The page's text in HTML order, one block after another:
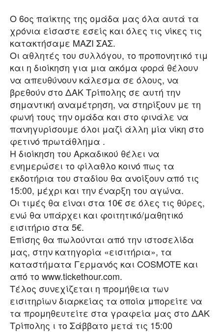
Ο 6ος παίκτης της ομάδα μας όλα αυτά τα
χρόνια είσαστε εσείς και όλες τις νίκες τις
κατακτήσαμε ΜΑΖΙ ΣΑΣ.
Οι αθλητές του συλλόγου, το προπονητικό τιμ
και η διοίκηση για μια ακόμα φορά θέλουν
να απευθύνουν κάλεσμα σε όλους, να
βρεθούν στο ΔΑΚ Τρίπολης σε αυτή την
σημαντική αναμέτρηση, να στηρίξουν με τη
φωνή τους την ομάδα και στο φινάλε να
πανηγυρίσουμε όλοι μαζί άλλη μία νίκη στο
φετινό πρωτάθλημα .
Η διοίκηση του Αρκαδικού θέλει να
ενημερώσει το φίλαθλο κοινό πως τα
εκδοτήρια του σταδίου θα ανοίξουν από τις
15:00, μέχρι και την έναρξη του αγώνα.
Οι τιμές θα είναι στα 10€ σε όλες τις θύρες,
ενώ θα υπάρχει και φοιτητικό/μαθητικό
εισιτήριο στα 5€.
Επίσης θα πωλούνται από την ιστοσελίδα
μας, στην κατηγορία «εισιτήρια», τα
καταστήματα Γερμανός και COSMOTE και
από το www.tickethour.com.
Τέλος συνεχίζεται η προμήθεια των
εισιτηρίων διαρκείας τα οποία μπορείτε να
τα προμηθευτείτε στα γραφεία μας στο ΔΑΚ
Τρίπολης ι το Σάββατο μετά τις 15:00